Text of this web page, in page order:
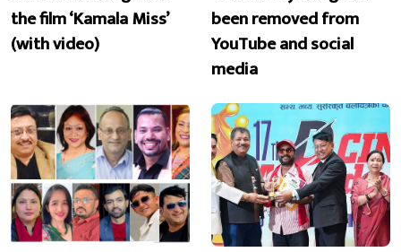
the film ‘Kamala Miss’
(with video)
been removed from
YouTube and social
media